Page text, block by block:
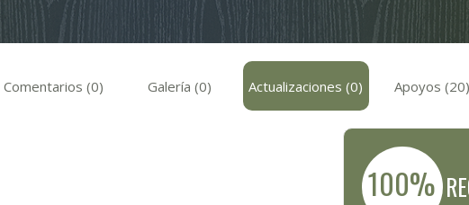
Comentarios (0) Galería (0) Actualizaciones (0) Apoyos (20)
100%